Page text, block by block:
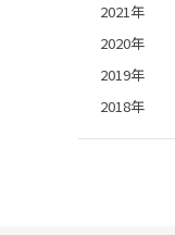
2021年
2020年
2019年
2018年